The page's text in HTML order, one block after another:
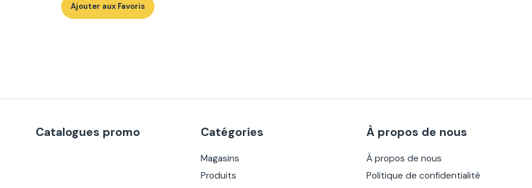
Ajouter aux Favoris
Catalogues promo Catégories
Magasins
Produits
À propos de nous
À propos de nous
Politique de confidentialité